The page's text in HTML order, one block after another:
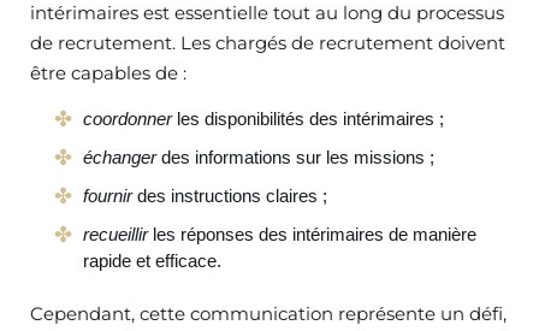
intérimaires est essentielle tout au long du processus
de recrutement. Les chargés de recrutement doivent
être capables de :
coordonnerles disponibilités des intérimaires ;
échangerdes informations sur les missions ;
fournirdes instructions claires ;
recueillir les réponses des intérimaires de manière
rapide et efficace.
Cependant, cette communication représente un défi,